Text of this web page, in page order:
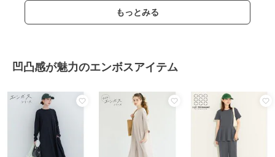
もっとみる
凹凸感が魅力のエンボスアイテム